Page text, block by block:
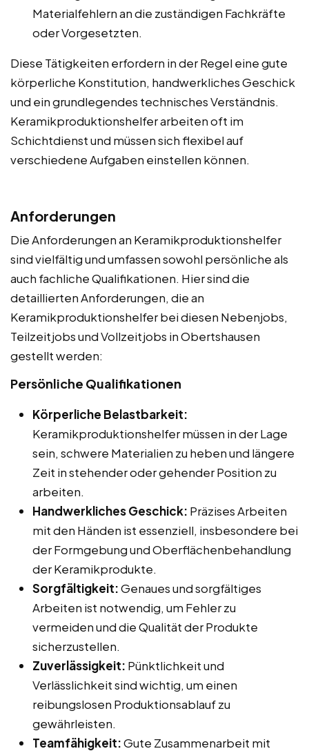
Materialfehlern an die zuständigen Fachkräfte
oder Vorgesetzten.
Diese Tätigkeiten erfordern in der Regel eine gute
körperliche Konstitution, handwerkliches Geschick
und ein grundlegendes technisches Verständnis.
Keramikproduktionshelfer arbeiten oft im
Schichtdienst und müssen sich flexibel auf
verschiedene Aufgaben einstellen können.
Anforderungen
Die Anforderungen an Keramikproduktionshelfer
sind vielfältig und umfassen sowohl persönliche als
auch fachliche Qualifikationen. Hier sind die
detaillierten Anforderungen, die an
Keramikproduktionshelfer bei diesen Nebenjobs,
Teilzeitjobs und Vollzeitjobs in Obertshausen
gestellt werden:
Persönliche Qualifikationen
Körperliche Belastbarkeit:
Keramikproduktionshelfer müssen in der Lage
sein, schwere Materialien zu heben und längere
Zeit in stehender oder gehender Position zu
arbeiten.
Handwerkliches Geschick: Präzises Arbeiten
mit den Händen ist essenziell, insbesondere bei
der Formgebung und Oberflächenbehandlung
der Keramikprodukte.
Sorgfältigkeit:Genaues und sorgfältiges
Arbeiten ist notwendig, um Fehler zu
vermeiden und die Qualität der Produkte
sicherzustellen.
Zuverlässigkeit: Pünktlichkeit und
Verlässlichkeit sind wichtig, um einen
reibungslosen Produktionsablauf zu
gewährleisten.
Teamfähigkeit:Gute Zusammenarbeit mit